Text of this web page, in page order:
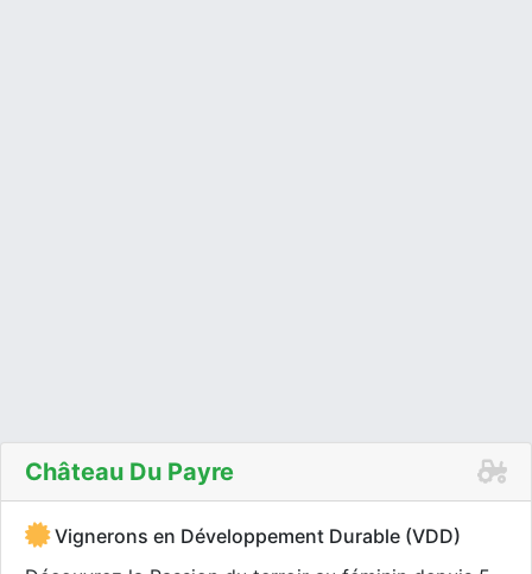
Château Du Payre
Vignerons en Développement Durable (VDD)